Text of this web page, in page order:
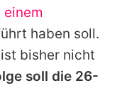
einem
haben soll.
bisher nicht
soll die 26-